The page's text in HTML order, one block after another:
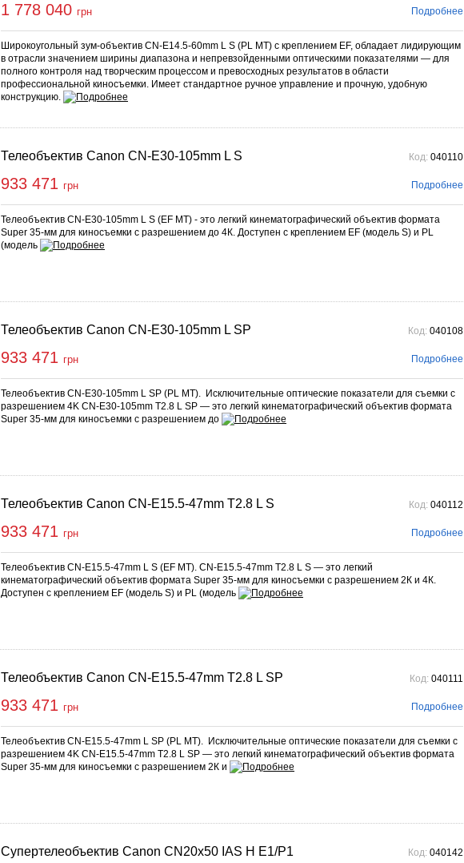
1 778 040 грн Подробнее
Широкоугольный зум-объектив CN-E14.5-60mm L S (PL MT) с креплением EF, обладает лидирующим
в отрасли значением ширины диапазона и непревзойденными оптическими показателями — для
полного контроля над творческим процессом и превосходных результатов в области
профессиональной киносъемки. Имеет стандартное ручное управление и прочную, удобную
конструкцию.
Телеобъектив Canon CN-E30-105mm L S Код: 040110
933 471 грн Подробнее
Телеобъектив CN-E30-105mm L S (EF MT) - это легкий кинематографический объектив формата
Super 35-мм для киносъемки с разрешением до 4К. Доступен с креплением EF (модель S) и PL
(модель
Телеобъектив Canon CN-E30-105mm L SP Код: 040108
933 471 грн Подробнее
Телеобъектив CN-E30-105mm L SP (PL MT). Исключительные оптические показатели для съемки с
разрешением 4K CN-E30-105mm T2.8 L SP — это легкий кинематографический объектив формата
Super 35-мм для киносъемки с разрешением до
Телеобъектив Canon CN-E15.5-47mm T2.8 L S Код: 040112
933 471 грн Подробнее
Телеобъектив CN-E15.5-47mm L S (EF MT). CN-E15.5-47mm T2.8 L S — это легкий
кинематографический объектив формата Super 35-мм для киносъемки с разрешением 2К и 4К.
Доступен с креплением EF (модель S) и PL (модель
Телеобъектив Canon CN-E15.5-47mm T2.8 L SP Код: 040111
933 471 грн Подробнее
Телеобъектив CN-E15.5-47mm L SP (PL MT). Исключительные оптические показатели для съемки с
разрешением 4K CN-E15.5-47mm T2.8 L SP — это легкий кинематографический объектив формата
Super 35-мм для киносъемки с разрешением 2К и
Супертелеобъектив Canon CN20x50 IAS H E1/P1 Код: 040142